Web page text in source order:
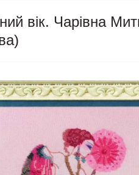
вік. Чарівна